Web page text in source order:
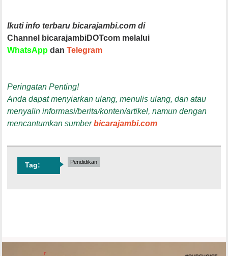
Ikuti info terbaru bicarajambi.com di
Channel bicarajambiDOTcom melalui
WhatsApp danTelegram
Peringatan Penting!
Anda dapat menyiarkan ulang, menulis ulang, dan atau
menyalin informasi/berita/konten/artikel, namun dengan
mencantumkan sumberbicarajambi.com
Tag: Pendidikan